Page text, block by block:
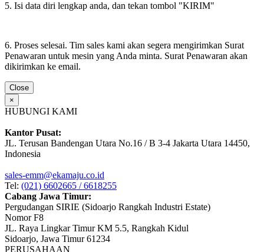
5. Isi data diri lengkap anda, dan tekan tombol "KIRIM"
6. Proses selesai. Tim sales kami akan segera mengirimkan Surat
Penawaran untuk mesin yang Anda minta. Surat Penawaran akan
dikirimkan ke email.
Close
×
HUBUNGI KAMI
Kantor Pusat:
JL. Terusan Bandengan Utara No.16 / B 3-4 Jakarta Utara 14450,
Indonesia
sales-emm@ekamaju.co.id
Tel: (021) 6602665 / 6618255
Cabang Jawa Timur:
Pergudangan SIRIE (Sidoarjo Rangkah Industri Estate)
Nomor F8
JL. Raya Lingkar Timur KM 5.5, Rangkah Kidul
Sidoarjo, Jawa Timur 61234
PERUSAHAAN